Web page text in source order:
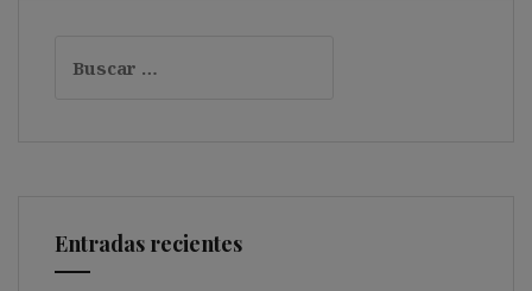
Entradas recientes